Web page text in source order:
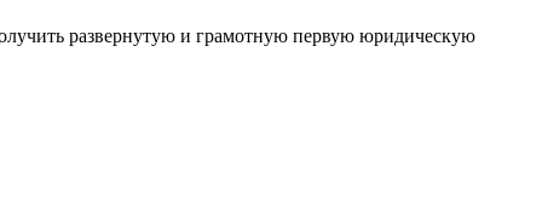
развернутую и грамотную первую юридическую